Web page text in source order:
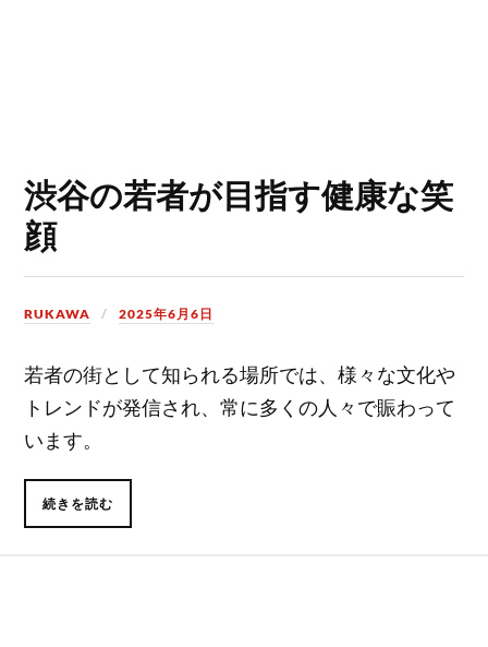
渋谷の若者が目指す健康な笑
顔
RUKAWA 2025年6月6日
若者の街として知られる場所では、様々な文化や
トレンドが発信され、常に多くの人々で賑わって
います。
続きを読む